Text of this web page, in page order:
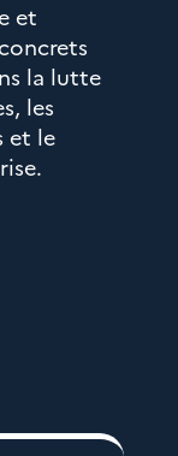
et
la lutte
les
et le